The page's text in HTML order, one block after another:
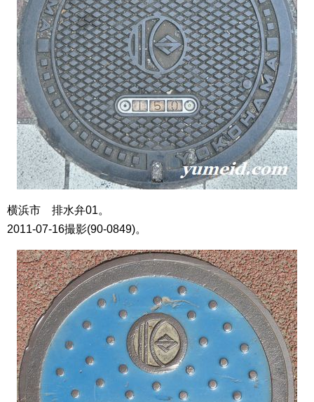
横浜市 排水弁01。
2011-07-16撮影(90-0849)。